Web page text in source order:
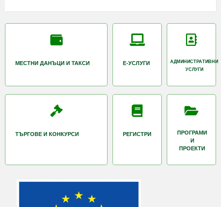
МЕСТНИ ДАНЪЦИ И ТАКСИ Е-УСЛУГИ
АДМИНИСТРАТИВНИ
УСЛУГИ
ТЪРГОВЕ И КОНКУРСИ РЕГИСТРИ
ПРОГРАМИ
И
ПРОЕКТИ